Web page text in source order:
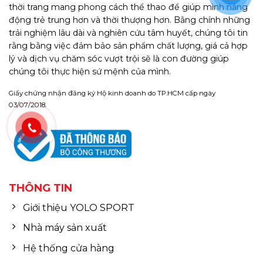
thời trang mang phong cách thể thao để giúp mình năng
động trẻ trung hơn và thời thượng hơn. Bằng chính những
trải nghiệm lâu dài và nghiên cứu tâm huyết, chúng tôi tin
rằng bằng việc đảm bảo sản phẩm chất lượng, giá cả hợp
lý và dịch vụ chăm sóc vượt trội sẽ là con đường giúp
chúng tôi thực hiện sứ mệnh của mình.
Giấy chứng nhận đăng ký Hộ kinh doanh do TP.HCM cấp ngày
03/07/2018.
THÔNG TIN
Giới thiệu YOLO SPORT
Nhà máy sản xuất
Hệ thống cửa hàng